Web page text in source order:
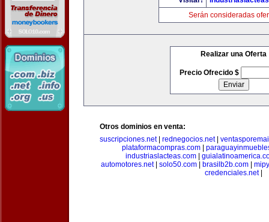
Serán consideradas
Realizar una Oferta
Precio Ofrecido $
Otros dominios en venta:
suscripciones.net| rednegocios.net|
plataformacompras.com
industriaslacteas.com
automotores.net| solo50.com brasilb2b.com
credenciales.net|